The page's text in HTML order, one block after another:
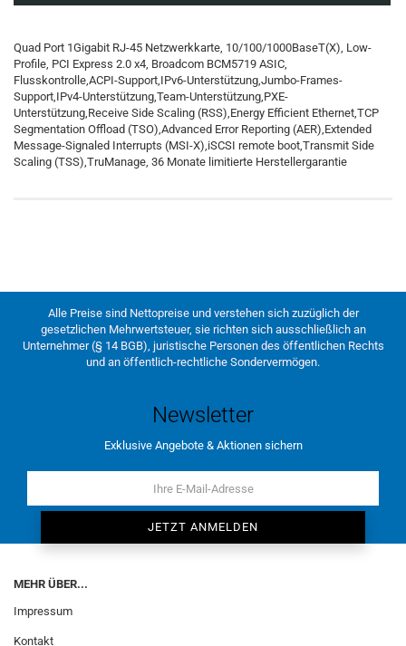
Quad Port 1Gigabit RJ-45 Netzwerkkarte, 10/100/1000BaseT(X), Low-
Profile, PCI Express 2.0 x4, Broadcom BCM5719 ASIC,
Flusskontrolle,ACPI-Support,IPv6-Unterstützung,Jumbo-Frames-
Support,IPv4-Unterstützung,Team-Unterstützung,PXE-
Unterstützung,Receive Side Scaling (RSS),Energy Efficient Ethernet,TCP
Segmentation Offload (TSO),Advanced Error Reporting (AER),Extended
Message-Signaled Interrupts (MSI-X),iSCSI remote boot,Transmit Side
Scaling (TSS),TruManage, 36 Monate limitierte Herstellergarantie
Alle Preise sind Nettopreise und verstehen sich zuzüglich der
gesetzlichen Mehrwertsteuer, sie richten sich ausschließlich an
Unternehmer (§ 14 BGB), juristische Personen des öffentlichen Rechts
und an öffentlich-rechtliche Sondervermögen.
Newsletter
Exklusive Angebote & Aktionen sichern
MEHR ÜBER...
Impressum
Kontakt